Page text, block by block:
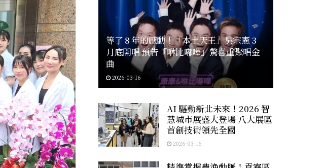
等了 8 年的感動！「本土天王」吳宗憲 3
月底開唱 預告「咻比嘟嘩」驚喜重聚唱金
曲
2026-03-16
AI 驅動新北未來！2026 智
慧城市展盛大登場 八大展區
首創技術領先全國
2026-03-16